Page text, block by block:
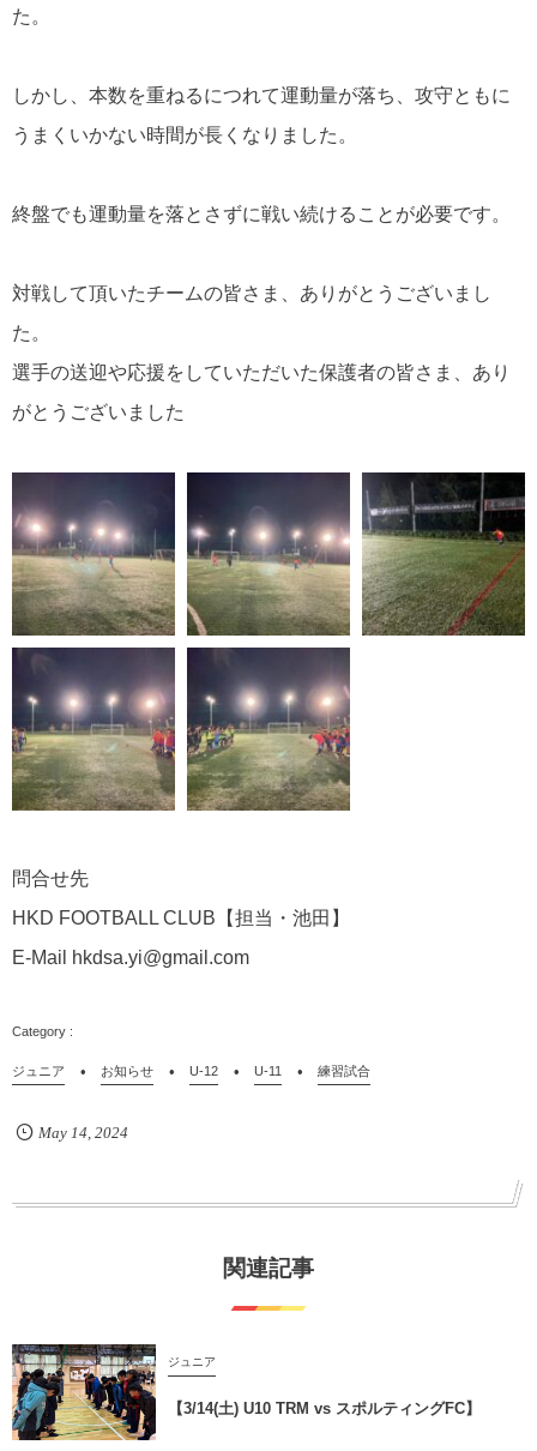
た。
しかし、本数を重ねるにつれて運動量が落ち、攻守ともに
うまくいかない時間が長くなりました。
終盤でも運動量を落とさずに戦い続けることが必要です。
対戦して頂いたチームの皆さま、ありがとうございまし
た。
選手の送迎や応援をしていただいた保護者の皆さま、あり
がとうございました
問合せ先
HKD FOOTBALL CLUB【担当・池田】
E-Mail hkdsa.yi@gmail.com
ジュニア お知らせ U-12 U-11 練習試合
May 14 2024
関連記事
ジュニア
【3/14(土) U10 TRM vs スポルティングFC】